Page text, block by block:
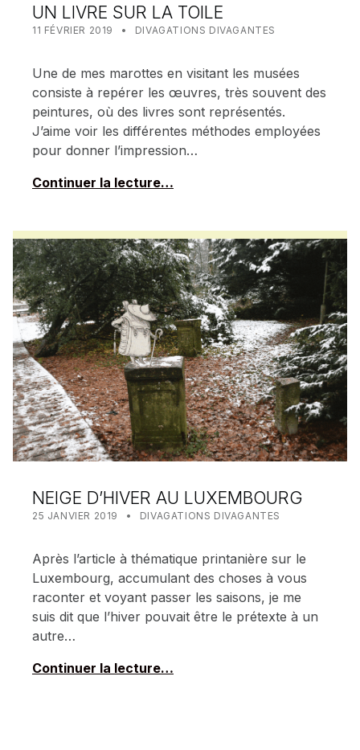
UN LIVRE SUR LA TOILE
POSTED ON:
11 FÉVRIER 2019 WRITTEN BY:
MEALIN
CATEGORIZED IN:
DIVAGATIONS DIVAGANTES
Une de mes marottes en visitant les musées
consiste à repérer les œuvres, très souvent des
peintures, où des livres sont représentés.
J’aime voir les différentes méthodes employées
pour donner l’impression…
Continuer la lecture…
NEIGE D’HIVER AU LUXEMBOURG
POSTED ON:
25 JANVIER 2019 WRITTEN BY:
MEALIN
CATEGORIZED IN:
DIVAGATIONS DIVAGANTES
Après l’article à thématique printanière sur le
Luxembourg, accumulant des choses à vous
raconter et voyant passer les saisons, je me
suis dit que l’hiver pouvait être le prétexte à un
autre…
Continuer la lecture…